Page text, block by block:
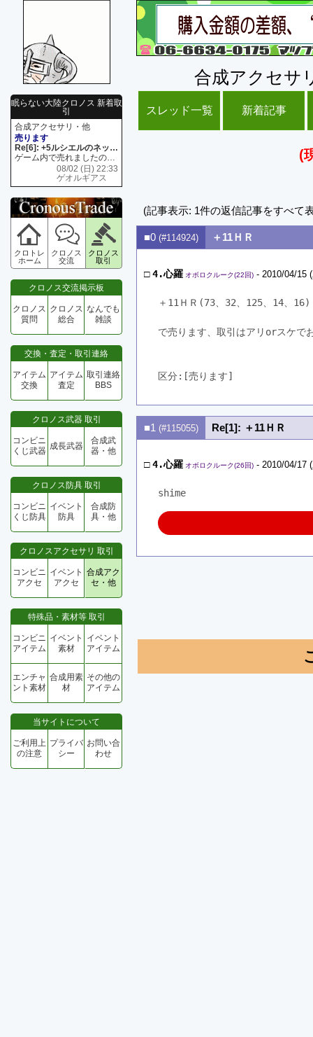
眠らない大陸クロノス 新着取
引
合成アクセサリ・他
売ります
Re[6]: +5ルシエルのネックレス
ゲーム内で売れましたので 在庫がネク1 リング4 となります リングのお値段は80G といたします
08/02 (日) 22:33
ゲオルギアス
クロトレ
ホーム
クロノス
交流
クロノス
取引
クロノス交流掲示板
クロノス
質問
クロノス
総合
なんでも
雑談
交換・査定・取引連絡
アイテム
交換
アイテム
査定
取引連絡
BBS
クロノス武器 取引
コンビニ
くじ武器 成長武器
合成武
器・他
クロノス防具 取引
コンビニ
くじ防具
イベント
防具
合成防
具・他
クロノスアクセサリ 取引
コンビニ
アクセ
イベント
アクセ
合成アク
セ・他
特殊品・素材等 取引
コンビニ
アイテム
イベント
素材
イベント
アイテム
エンチャ
ント素材
合成用素
材
その他の
アイテム
当サイトについて
ご利用上
の注意
プライバ
シー
お問い合
わせ
合成アクセサ
スレッド一覧 新着記事
(
(記事表示: 1件の返信記事をすべて
■0 (#114924) ＋11ＨＲ
□4.心羅 オボロクルーク(22回) - 2010/04/15
＋11ＨＲ(73、32、125、14、16)
で売ります、取引はアリorスケで
区分:[売ります]
■1 (#115055) Re[1]: ＋11ＨＲ
□4.心羅 オボロクルーク(26回) - 2010/04/17
shime